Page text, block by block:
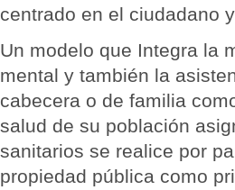
centrado en el ciudadano
Un modelo que Integra la
mental y también la
cabecera o de familia
salud de su población
sanitarios se realice por
propiedad pública como